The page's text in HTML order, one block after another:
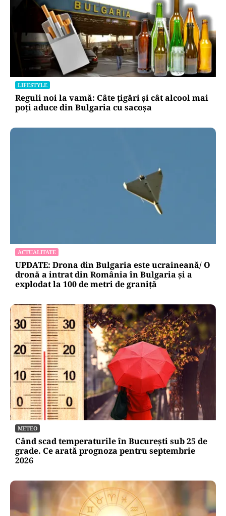
LIFESTYLE
Reguli noi la vamă: Câte țigări și cât alcool mai
poți aduce din Bulgaria cu sacoșa
ACTUALITATE
UPDATE: Drona din Bulgaria este ucraineană/ O
dronă a intrat din România în Bulgaria şi a
explodat la 100 de metri de graniţă
METEO
Când scad temperaturile în București sub 25 de
grade. Ce arată prognoza pentru septembrie
2026